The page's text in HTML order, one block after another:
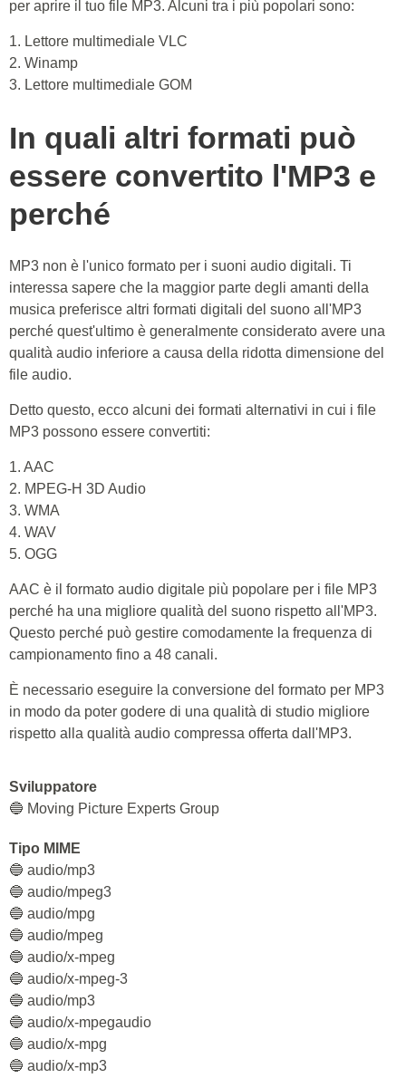
per aprire il tuo file MP3. Alcuni tra i più popolari sono:
1. Lettore multimediale VLC
2. Winamp
3. Lettore multimediale GOM
In quali altri formati può
essere convertito l'MP3 e
perché
MP3 non è l'unico formato per i suoni audio digitali. Ti
interessa sapere che la maggior parte degli amanti della
musica preferisce altri formati digitali del suono all'MP3
perché quest'ultimo è generalmente considerato avere una
qualità audio inferiore a causa della ridotta dimensione del
file audio.
Detto questo, ecco alcuni dei formati alternativi in cui i file
MP3 possono essere convertiti:
1. AAC
2. MPEG-H 3D Audio
3. WMA
4. WAV
5. OGG
AAC è il formato audio digitale più popolare per i file MP3
perché ha una migliore qualità del suono rispetto all'MP3.
Questo perché può gestire comodamente la frequenza di
campionamento fino a 48 canali.
È necessario eseguire la conversione del formato per MP3
in modo da poter godere di una qualità di studio migliore
rispetto alla qualità audio compressa offerta dall'MP3.
Sviluppatore
🔵 Moving Picture Experts Group
Tipo MIME
🔵 audio/mp3
🔵 audio/mpeg3
🔵 audio/mpg
🔵 audio/mpeg
🔵 audio/x-mpeg
🔵 audio/x-mpeg-3
🔵 audio/mp3
🔵 audio/x-mpegaudio
🔵 audio/x-mpg
🔵 audio/x-mp3